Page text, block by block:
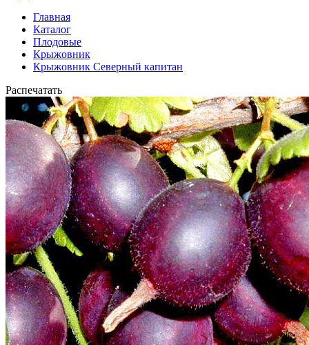
Главная
Каталог
Плодовые
Крыжовник
Крыжовник Северный капитан
Распечатать